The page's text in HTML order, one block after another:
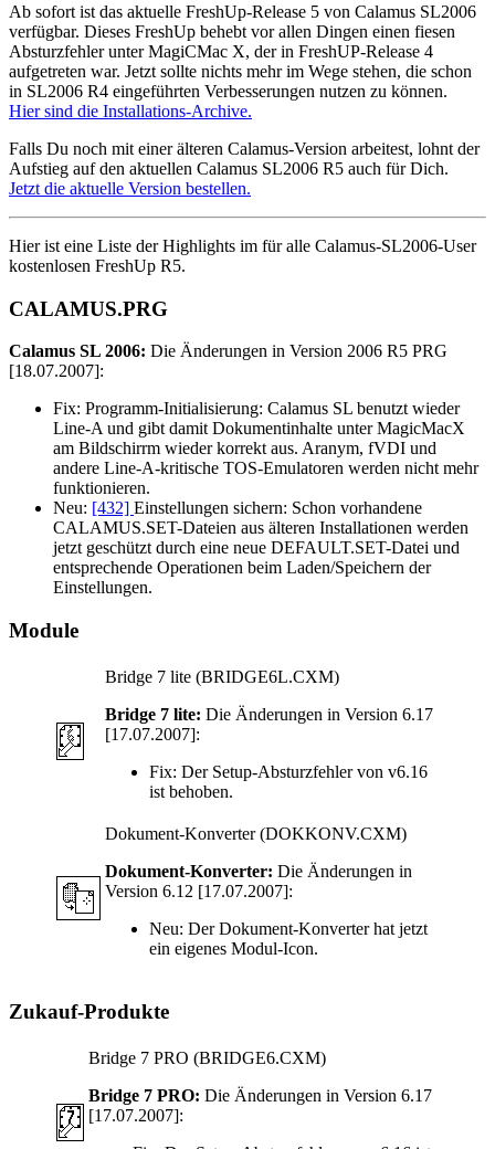
Ab sofort ist das aktuelle FreshUp-Release 5 von Calamus SL2006
verfügbar. Dieses FreshUp behebt vor allen Dingen einen fiesen
Absturzfehler unter MagiCMac X, der in FreshUP-Release 4
aufgetreten war. Jetzt sollte nichts mehr im Wege stehen, die schon
in SL2006 R4 eingeführten Verbesserungen nutzen zu können.
Hier sind die Installations-Archive.
Falls Du noch mit einer älteren Calamus-Version arbeitest, lohnt der
Aufstieg auf den aktuellen Calamus SL2006 R5 auch für Dich.
Jetzt die aktuelle Version bestellen.
Hier ist eine Liste der Highlights im für alle Calamus-SL2006-User
kostenlosen FreshUp R5.
CALAMUS.PRG
Calamus SL 2006: Die Änderungen in Version 2006 R5 PRG
[18.07.2007]:
Fix: Programm-Initialisierung: Calamus SL benutzt wieder
Line-A und gibt damit Dokumentinhalte unter MagicMacX
am Bildschirrm wieder korrekt aus. Aranym, fVDI und
andere Line-A-kritische TOS-Emulatoren werden nicht mehr
funktionieren.
Neu: [432] Einstellungen sichern: Schon vorhandene
CALAMUS.SET-Dateien aus älteren Installationen werden
jetzt geschützt durch eine neue DEFAULT.SET-Datei und
entsprechende Operationen beim Laden/Speichern der
Einstellungen.
Module
Bridge 7 lite (BRIDGE6L.CXM)
Bridge 7 lite: Die Änderungen in Version 6.17
[17.07.2007]:
Fix: Der Setup-Absturzfehler von v6.16
ist behoben.
Dokument-Konverter (DOKKONV.CXM)
Dokument-Konverter: Die Änderungen in
Version 6.12 [17.07.2007]:
Neu: Der Dokument-Konverter hat jetzt
ein eigenes Modul-Icon.
Zukauf-Produkte
Bridge 7 PRO (BRIDGE6.CXM)
Bridge 7 PRO: Die Änderungen in Version 6.17
[17.07.2007]: